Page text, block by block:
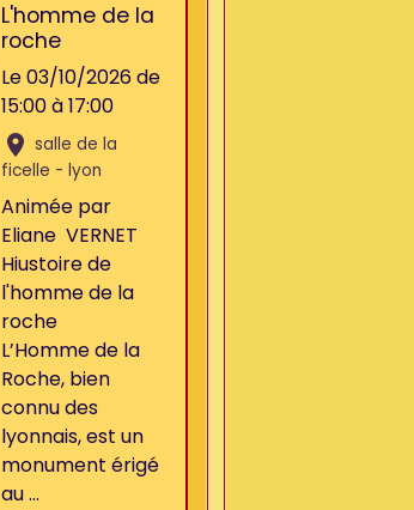
L'homme de la
roche
Le 03/10/2026de
15:00à 17:00
salle de la
ficelle - lyon
Animée par
Eliane VERNET
Hiustoire de
l'homme de la
roche
L’Homme de la
Roche, bien
connu des
lyonnais, est un
monument érigé
au ...